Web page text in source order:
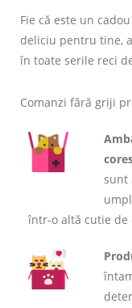
Fie că este un
deliciu pentru tine,
în toate serile reci
Comanzi fără griji
sunt
într-o altă cutie de